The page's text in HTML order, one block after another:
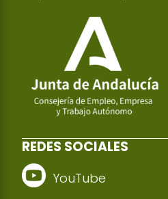
REDES SOCIALES
YouTube